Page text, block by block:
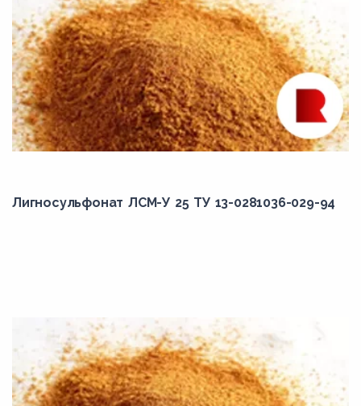
Лигносульфонат ЛСМ-У 25 ТУ 13-0281036-029-94